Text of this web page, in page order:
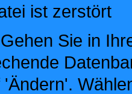
ist zerstört
Sie in